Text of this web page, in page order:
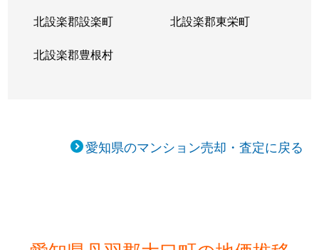
北設楽郡設楽町 北設楽郡東栄町
北設楽郡豊根村
愛知県のマンション売却・査定に戻る